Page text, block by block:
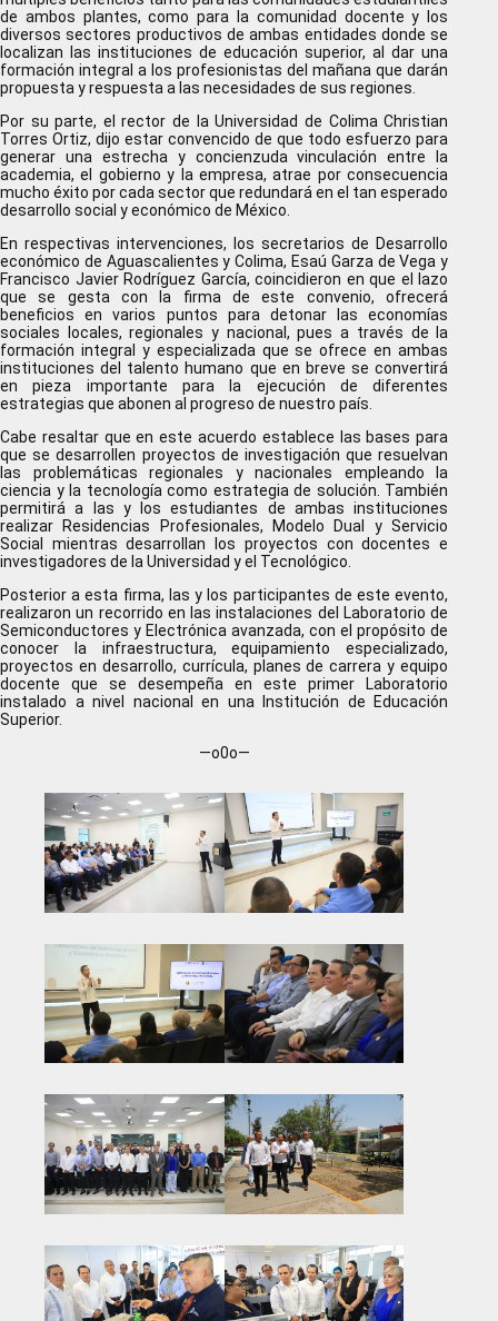
de ambos plantes, como para la comunidad docente y los
diversos sectores productivos de ambas entidades donde se
localizan las instituciones de educación superior, al dar una
formación integral a los profesionistas del mañana que darán
propuesta y respuesta a las necesidades de sus regiones.
Por su parte, el rector de la Universidad de Colima Christian
Torres Ortiz, dijo estar convencido de que todo esfuerzo para
generar una estrecha y concienzuda vinculación entre la
academia, el gobierno y la empresa, atrae por consecuencia
mucho éxito por cada sector que redundará en el tan esperado
desarrollo social y económico de México.
En respectivas intervenciones, los secretarios de Desarrollo
económico de Aguascalientes y Colima, Esaú Garza de Vega y
Francisco Javier Rodríguez García, coincidieron en que el lazo
que se gesta con la firma de este convenio, ofrecerá
beneficios en varios puntos para detonar las economías
sociales locales, regionales y nacional, pues a través de la
formación integral y especializada que se ofrece en ambas
instituciones del talento humano que en breve se convertirá
en pieza importante para la ejecución de diferentes
estrategias que abonen al progreso de nuestro país.
Cabe resaltar que en este acuerdo establece las bases para
que se desarrollen proyectos de investigación que resuelvan
las problemáticas regionales y nacionales empleando la
ciencia y la tecnología como estrategia de solución. También
permitirá a las y los estudiantes de ambas instituciones
realizar Residencias Profesionales, Modelo Dual y Servicio
Social mientras desarrollan los proyectos con docentes e
investigadores de la Universidad y el Tecnológico.
Posterior a esta firma, las y los participantes de este evento,
realizaron un recorrido en las instalaciones del Laboratorio de
Semiconductores y Electrónica avanzada, con el propósito de
conocer la infraestructura, equipamiento especializado,
proyectos en desarrollo, currícula, planes de carrera y equipo
docente que se desempeña en este primer Laboratorio
instalado a nivel nacional en una Institución de Educación
Superior.
—o0o—